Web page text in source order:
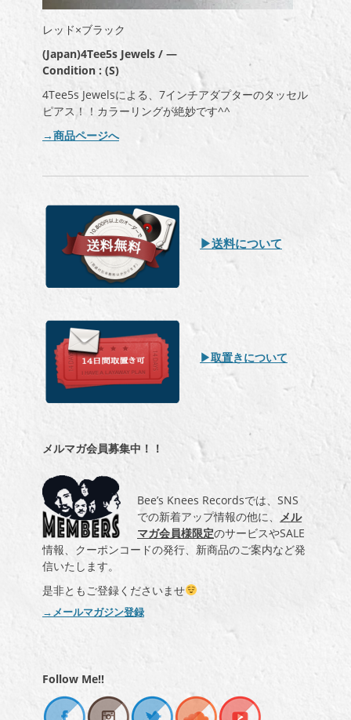
レッド×ブラック
(Japan)4Tee5s Jewels / —
Condition : (S)
4Tee5s Jewelsによる、7インチアダプターのタッセル
ピアス！！カラーリングが絶妙です^^
→商品ページへ
▶︎送料について
▶︎取置きについて
メルマガ会員募集中！！
Bee’s Knees Recordsでは、SNS
での新着アップ情報の他に、 メル
マガ会員様限定のサービスやSALE
情報、クーポンコードの発行、新商品のご案内など発
信いたします。
是非ともご登録くださいませ
→メールマガジン登録
Follow Me!!